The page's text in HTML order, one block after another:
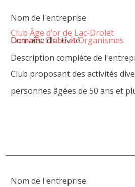
Nom de l'entreprise
Club Âge d’or de Lac-Drolet
Domaine d'activité
Comités, Clubs et Organismes
Description complète de
Club proposant des activités
personnes âgées de 50 ans et
Nom de l'entreprise